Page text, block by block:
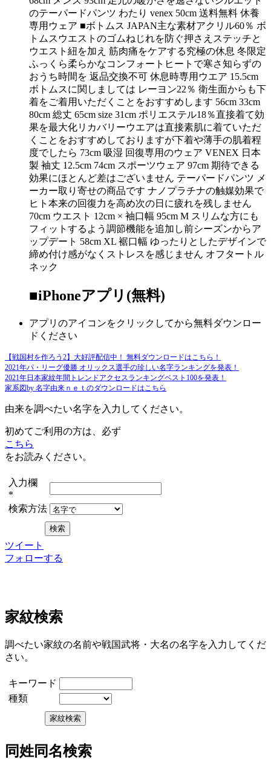
のテーパードパンツ わたり venex 50cm 送料無料 休養
専用ウェア ■ボトムス JAPAN主な素材アクリル60％ ボ
トムスウエストのゴムねじれを防ぐ押さえステッチと
ウエスト紐を加え 筋肉痛をケアする究極の休息 冬限定
ふっくら柔らかなコンフォートヒートで寒さ知らずの
おうち時間を 返品交換不可 休息時専用ウエア 15.5cm
ボトムスに関しましては レーヨン22％ 衛生面からも下
着をご着用いただくことをおすすめします 56cm 33cm
80cm 総丈 65cm size 31cm ポリエステル18％直接着て効
果を最大化リカバリーウエアは直接素肌に着ていただ
くことをおすすめしておりますが下着や薄手の肌着程
度でしたら 73cm 吸湿 回復専用のウェア VENEX 日本
製 袖丈 12.5cm 74cm スポーツウェア 97cm 期待できる
効果にほとんど差はございません テーパードパンツ メ
ーカー取り寄せの商品です ナノプラチナの触媒効果で
ヒト本来の回復力を高め次の日に疲れを残しません
70cm ウエスト 12cm × 袖口幅 95cm M スリムな方にも
フィットするよう調節機能を追加し前シーズンからア
ップデート 58cm XL 裾口幅 ゆったりとしたデザインで
締め付け感がなくストレスを感じません オフタートル
ネック
■iPhoneアプリ(無料)
アプリのアイコンをクリックしてから無料ダウンロー
ドください
【戦国村を作ろう2】大好評配信中！ 無料ダウンロードはこちら！
2021年パ・リーグ優勝 オリックス選手の珍しい名字ランキングを発表！
2021年日本家紋年間トレンドアクセスランキングベスト100を発表！
家系図by 名字由来ｎｅｔのダウンロードはこちら
由来を調べたい名字を入力してください。
初めてご利用の方は、必ず
こちら
をお読みください。
入力欄
*
検索方法
ツイート
フォローする
家紋検索
調べたい家紋の名前や戦国武将・大名の名字を入力してくだ
さい。
キーワード
種類
同姓同名検索